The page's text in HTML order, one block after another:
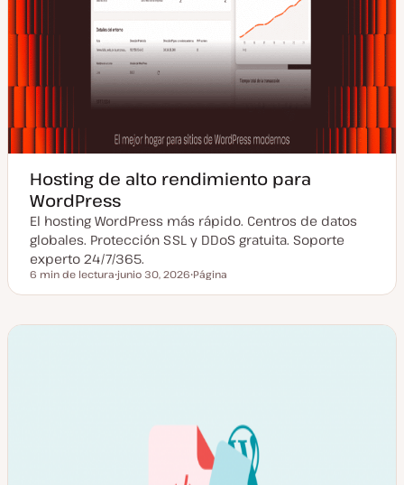
Hosting de alto rendimiento para
WordPress
El hosting WordPress más rápido. Centros de datos
globales. Protección SSL y DDoS gratuita. Soporte
experto 24/7/365.
Tiempo de lectura
6 min de lectura
e
h
junio 30, 2026
i
o
Página